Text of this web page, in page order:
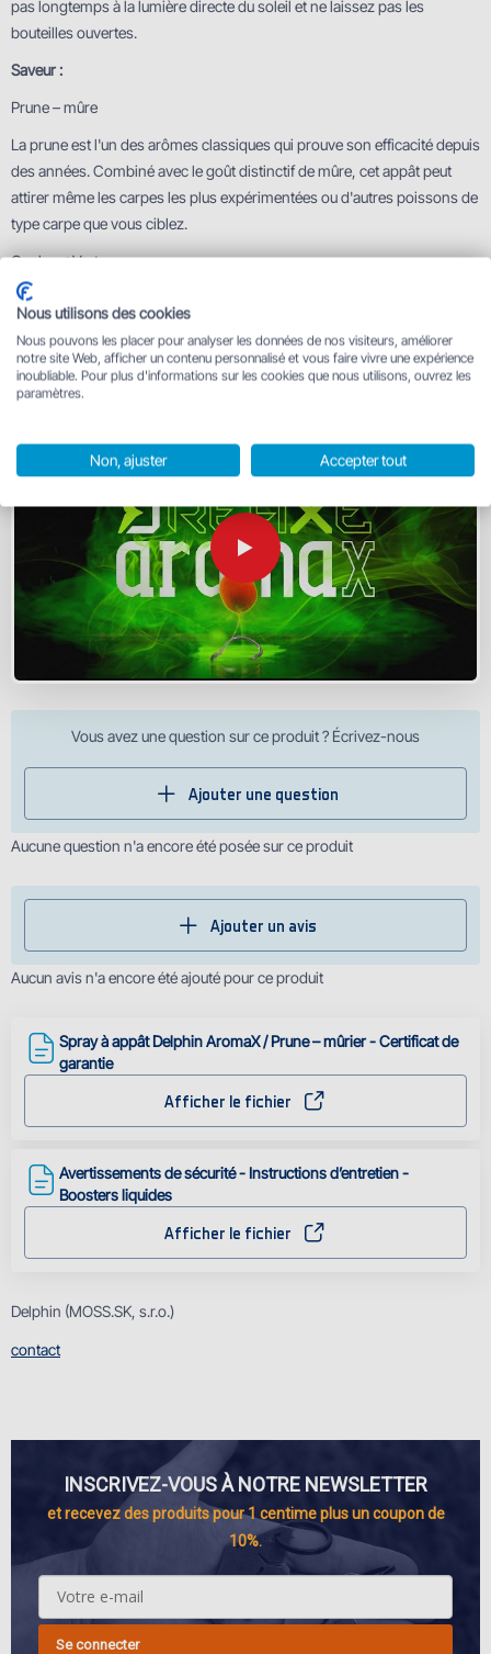
pas longtemps à la lumière directe du soleil et ne laissez pas les
bouteilles ouvertes.
Saveur :
Prune – mûre
La prune est l'un des arômes classiques qui prouve son efficacité depuis
des années. Combiné avec le goût distinctif de mûre, cet appât peut
attirer même les carpes les plus expérimentées ou d'autres poissons de
type carpe que vous ciblez.
Couleur : Vert
Caractéristiques techniques
Prune – mûrier
Vous avez une question sur ce produit ? Écrivez-nous
Ajouter une question
Aucune question n'a encore été posée sur ce produit
Ajouter un avis
Aucun avis n'a encore été ajouté pour ce produit
Spray à appât Delphin AromaX / Prune – mûrier - Certificat de
garantie
Afficher le fichier
Avertissements de sécurité - Instructions d’entretien -
Boosters liquides
Afficher le fichier
Delphin (MOSS.SK, s.r.o.)
contact
INSCRIVEZ-VOUS À NOTRE NEWSLETTER
et recevez des produits pour 1 centime plus un coupon de
10%.
Se connecter
Nous utilisons des cookies
Nous pouvons les placer pour analyser les données de nos visiteurs, améliorer
notre site Web, afficher un contenu personnalisé et vous faire vivre une expérience
inoubliable. Pour plus d'informations sur les cookies que nous utilisons, ouvrez les
paramètres.
Non, ajuster Accepter tout